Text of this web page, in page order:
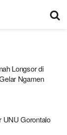
Longsor di
Ngamen
UNU Gorontalo